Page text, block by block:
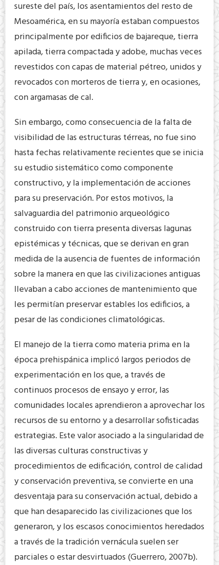
sureste del país, los asentamientos del resto de
Mesoamérica, en su mayoría estaban compuestos
principalmente por edificios de bajareque, tierra
apilada, tierra compactada y adobe, muchas veces
revestidos con capas de material pétreo, unidos y
revocados con morteros de tierra y, en ocasiones,
con argamasas de cal.
Sin embargo, como consecuencia de la falta de
visibilidad de las estructuras térreas, no fue sino
hasta fechas relativamente recientes que se inicia
su estudio sistemático como componente
constructivo, y la implementación de acciones
para su preservación. Por estos motivos, la
salvaguardia del patrimonio arqueológico
construido con tierra presenta diversas lagunas
epistémicas y técnicas, que se derivan en gran
medida de la ausencia de fuentes de información
sobre la manera en que las civilizaciones antiguas
llevaban a cabo acciones de mantenimiento que
les permitían preservar estables los edificios, a
pesar de las condiciones climatológicas.
El manejo de la tierra como materia prima en la
época prehispánica implicó largos periodos de
experimentación en los que, a través de
continuos procesos de ensayo y error, las
comunidades locales aprendieron a aprovechar los
recursos de su entorno y a desarrollar sofisticadas
estrategias. Este valor asociado a la singularidad de
las diversas culturas constructivas y
procedimientos de edificación, control de calidad
y conservación preventiva, se convierte en una
desventaja para su conservación actual, debido a
que han desaparecido las civilizaciones que los
generaron, y los escasos conocimientos heredados
a través de la tradición vernácula suelen ser
parciales o estar desvirtuados (Guerrero, 2007b).